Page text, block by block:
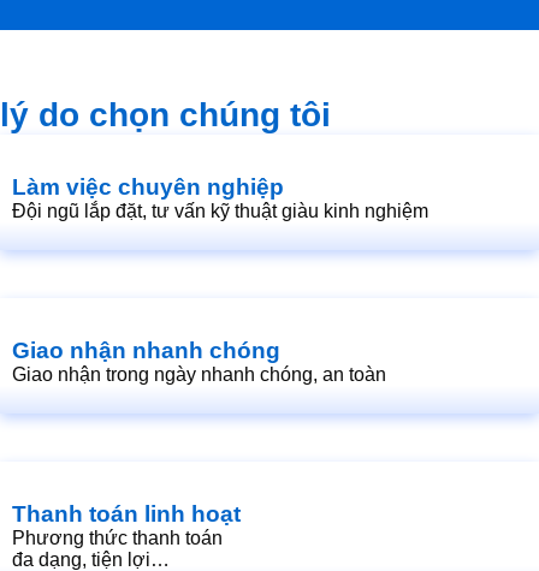
lý do chọn chúng tôi
Làm việc chuyên nghiệp
Đội ngũ lắp đặt, tư vấn kỹ thuật giàu kinh nghiệm
Giao nhận nhanh chóng
Giao nhận trong ngày nhanh chóng, an toàn
Thanh toán linh hoạt
Phương thức thanh toán
đa dạng, tiện lợi…